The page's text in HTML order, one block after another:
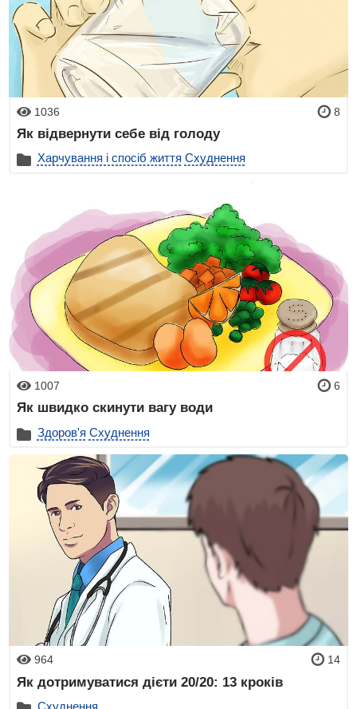
1036 8
Як відвернути себе від голоду
Харчування і спосіб життя Схуднення
1007 6
Як швидко скинути вагу води
Здоров'я Схуднення
964 14
Як дотримуватися дієти 20/20: 13 кроків
Схуднення